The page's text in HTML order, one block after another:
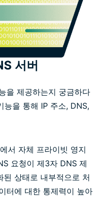
서버
을 제공하는지 궁금하다
능을 통해 IP 주소, DNS,
서 자체 프라이빗 영지
요청이 제3자 DNS 제
된 상태로 내부적으로 처
터에 대한 통제력이 높아